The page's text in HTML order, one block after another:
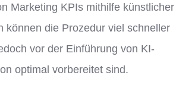
Marketing KPIs mithilfe künstlicher
können die Prozedur viel schneller
vor der Einführung von KI-
optimal vorbereitet sind.